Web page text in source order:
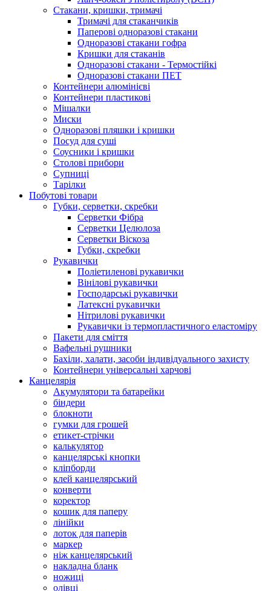
Стакани, кришки, тримачі
Тримачі для стаканчиків
Паперові одноразові стакани
Одноразові стакани гофра
Кришки для стаканів
Одноразові стакани - Термостійкі
Одноразові стакани ПЕТ
Контейнери алюмінієві
Контейнери пластикові
Мішалки
Миски
Одноразові пляшки і кришки
Посуд для суші
Соусники і кришки
Столові прибори
Супниці
Тарілки
Побутові товари
Губки, серветки, скребки
Серветки Фібра
Серветки Целюлоза
Серветки Віскоза
Губки, скребки
Рукавички
Поліетиленові рукавички
Вінілові рукавички
Господарські рукавички
Латексні рукавички
Нітрилові рукавички
Рукавички із термопластичного еластоміру
Пакети для сміття
Вафельні рушники
Бахіли, халати, засоби індивідуального захисту
Контейнери універсальні харчові
Канцелярія
Акумулятори та батарейки
біндери
блокноти
гумки для грошей
етикет-стрічки
калькулятор
канцелярські кнопки
кліпборди
клей канцелярський
конверти
коректор
кошик для паперу
лінійки
лоток для паперів
маркер
ніж канцелярський
накладна бланк
ножиці
олівці